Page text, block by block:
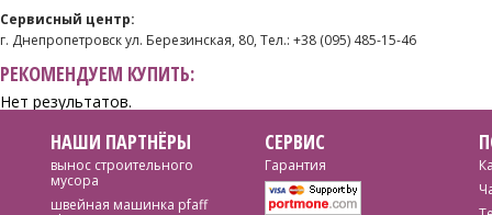
Сервисный центр:
г. Днепропетровск ул. Березинская, 80, Тел.: +38 (095) 485-15-46
РЕКОМЕНДУЕМ КУПИТЬ:
Нет результатов.
НАШИ ПАРТНЁРЫ
вынос строительного
мусора
швейная машинка pfaff
СЕРВИС
Гарантия